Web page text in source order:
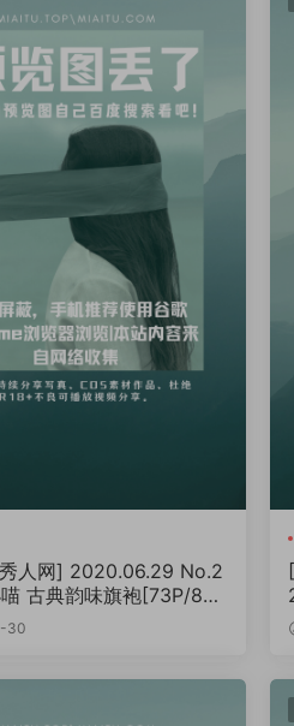
秀人网] 2020.06.29 No.2
古典韵味旗袍[73P/866
30